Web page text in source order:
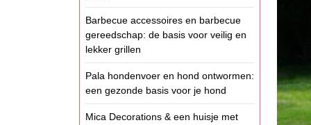
Barbecue accessoires en barbecue
gereedschap: de basis voor veilig en
lekker grillen
Pala hondenvoer en hond ontwormen:
een gezonde basis voor je hond
Mica Decorations & een huisje met